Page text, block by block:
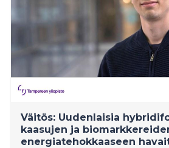
Väitös: Uudenlaisia
kaasujen ja
energiatehokkaaseen